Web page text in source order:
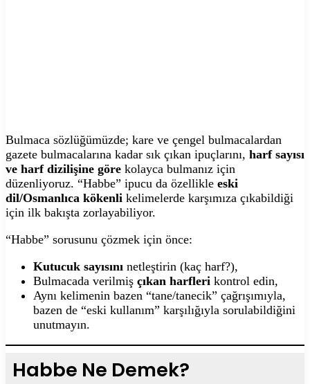
Bulmaca sözlüğümüzde; kare ve çengel bulmacalardan
gazete bulmacalarına kadar sık çıkan ipuçlarını, harf sayısı
ve harf dizilişine göre kolayca bulmanız için
düzenliyoruz. “Habbe” ipucu da özellikle eski
dil/Osmanlıca kökenli kelimelerde karşımıza çıkabildiği
için ilk bakışta zorlayabiliyor.
“Habbe” sorusunu çözmek için önce:
Kutucuk sayısını netleştirin (kaç harf?),
Bulmacada verilmiş çıkan harfleri kontrol edin,
Aynı kelimenin bazen “tane/tanecik” çağrışımıyla,
bazen de “eski kullanım” karşılığıyla sorulabildiğini
unutmayın.
Habbe Ne Demek?